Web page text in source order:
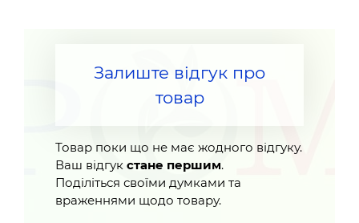
Залиште відгук про
товар
Товар поки що не має жодного відгуку.
Ваш відгук стане першим.
Поділіться своїми думками та
враженнями щодо товару.